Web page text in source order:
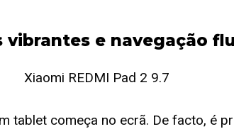
e navegação
tablet começa no ecrã. De facto, é